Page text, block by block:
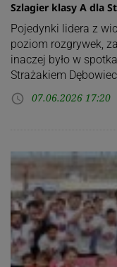
Szlagier klasy A dla
Pojedynki lidera z
poziom rozgrywek,
inaczej było w
Strażakiem Dębowiec…
access_time 07.06.2026 17:20